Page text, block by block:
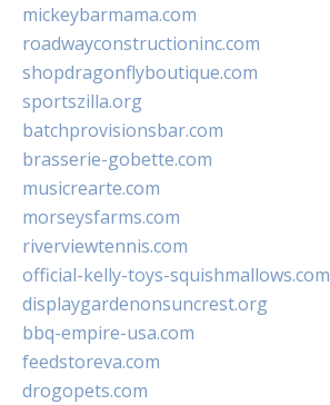
mickeybarmama.com
roadwayconstructioninc.com
shopdragonflyboutique.com
sportszilla.org
batchprovisionsbar.com
brasserie-gobette.com
musicrearte.com
morseysfarms.com
riverviewtennis.com
official-kelly-toys-squishmallows.com
displaygardenonsuncrest.org
bbq-empire-usa.com
feedstoreva.com
drogopets.com